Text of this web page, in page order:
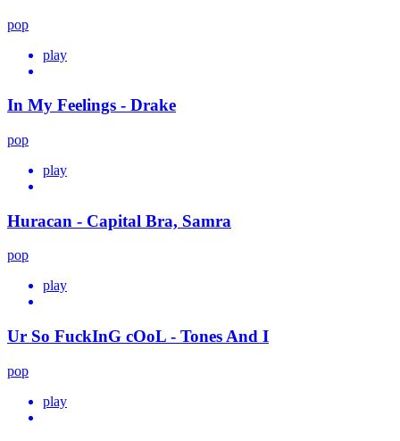
pop
play
In My Feelings - Drake
pop
play
Huracan - Capital Bra, Samra
pop
play
Ur So FuckInG cOoL - Tones And I
pop
play